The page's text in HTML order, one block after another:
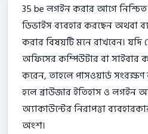
35 be লগইন করার আগে
ডিভাইস ব্যবহার করছেন অথবা
করার বিষয়টি মনে রাখবেন।
অফিসের কম্পিউটার বা সাইবার
করেন, তাহলে পাসওয়ার্ড
হলে ব্রাউজার ইতিহাস ও লগইন
অ্যাকাউন্টের নিরাপত্তা
অংশ।